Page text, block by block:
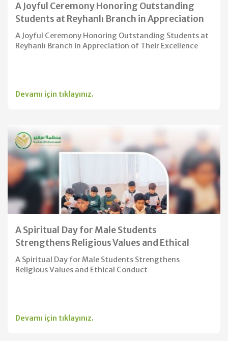
A Joyful Ceremony Honoring Outstanding
Students at Reyhanlı Branch in Appreciation
of Their Excellence
A Joyful Ceremony Honoring Outstanding Students at
Reyhanlı Branch in Appreciation of Their Excellence
Devamı için tıklayınız.
A Spiritual Day for Male Students
Strengthens Religious Values and Ethical
Conduct
A Spiritual Day for Male Students Strengthens
Religious Values and Ethical Conduct
Devamı için tıklayınız.
Donating Clothes